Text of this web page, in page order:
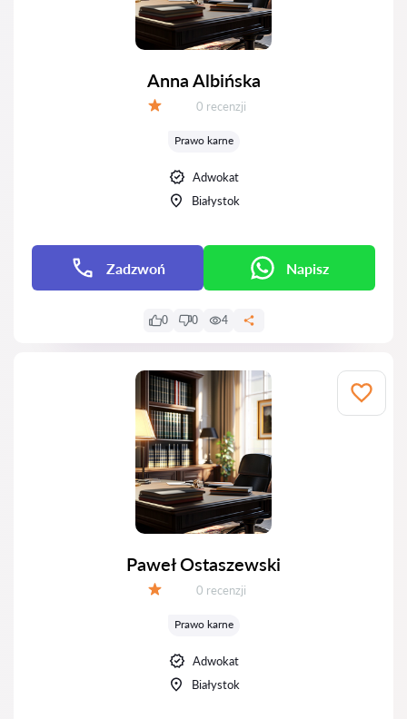
Anna Albińska
Recenzji:
0 recenzji
Prawo karne
Adwokat
Białystok
Zadzwoń Napisz
0 0 4
Paweł Ostaszewski
Recenzji:
0 recenzji
Prawo karne
Adwokat
Białystok